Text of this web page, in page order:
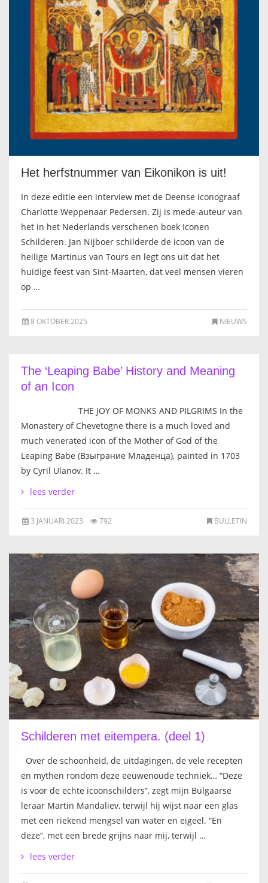
IKONEN, EEN INTRODUCTIE
OVER DE STICHTING
LEXIKON
LINKS
EXPOSITIES
SCHILDERCURSUSSEN
MATERIALEN
DOEN OF LATEN
ENGLISH
FRANÇAIS
Het herfstnummer van Eikonikon is uit!
In deze editie een interview met de Deense iconograaf
Charlotte Weppenaar Pedersen. Zij is mede-auteur van
het in het Nederlands verschenen boek Iconen
Schilderen. Jan Nijboer schilderde de icoon van de
heilige Martinus van Tours en legt ons uit dat het
huidige feest van Sint-Maarten, dat veel mensen vieren
op …
NIEUWS
8 OKTOBER 2025
The ‘Leaping Babe’ History and Meaning
of an Icon
THE JOY OF MONKS AND PILGRIMS In the
Monastery of Chevetogne there is a much loved and
much venerated icon of the Mother of God of the
Leaping Babe (Взыграние Младенца), painted in 1703
by Cyril Ulanov. It …
lees verder
BULLETIN
3 JANUARI 2023 792
Schilderen met eitempera. (deel 1)
Over de schoonheid, de uitdagingen, de vele recepten
en mythen rondom deze eeuwenoude techniek… “Deze
is voor de echte icoonschilders”, zegt mijn Bulgaarse
leraar Martin Mandaliev, terwijl hij wijst naar een glas
met een riekend mengsel van water en eigeel. “En
deze”, met een brede grijns naar mij, terwijl …
lees verder